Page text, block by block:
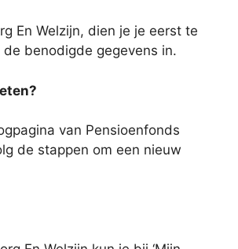
En Welzijn, dien je je eerst te
benodigde gegevens in.
van Pensioenfonds
de stappen om een nieuw